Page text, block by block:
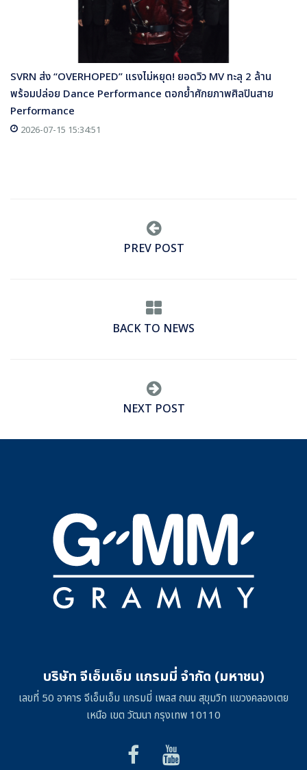
SVRN ส่ง “OVERHOPED” แรงไม่หยุด! ยอดวิว MV ทะลุ 2 ล้าน
พร้อมปล่อย Dance Performance ตอกย้ำศักยภาพศิลปินสาย
Performance
2026-07-15 15:34:51
PREV POST
BACK TO NEWS
NEXT POST
บริษัท จีเอ็มเอ็ม แกรมมี่ จำกัด (มหาชน)
เลขที่ 50 อาคาร จีเอ็มเอ็ม แกรมมี่ เพลส ถนน สุขุมวิท แขวงคลองเตย
เหนือ เขต วัฒนา กรุงเทพ 10110